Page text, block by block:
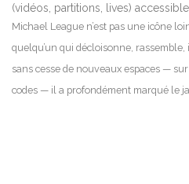
(vidéos, partitions, lives)
Michael League n’est pas une icône
quelqu’un qui décloisonne,
sans cesse de nouveaux espaces —
codes — il a profondément marqué le